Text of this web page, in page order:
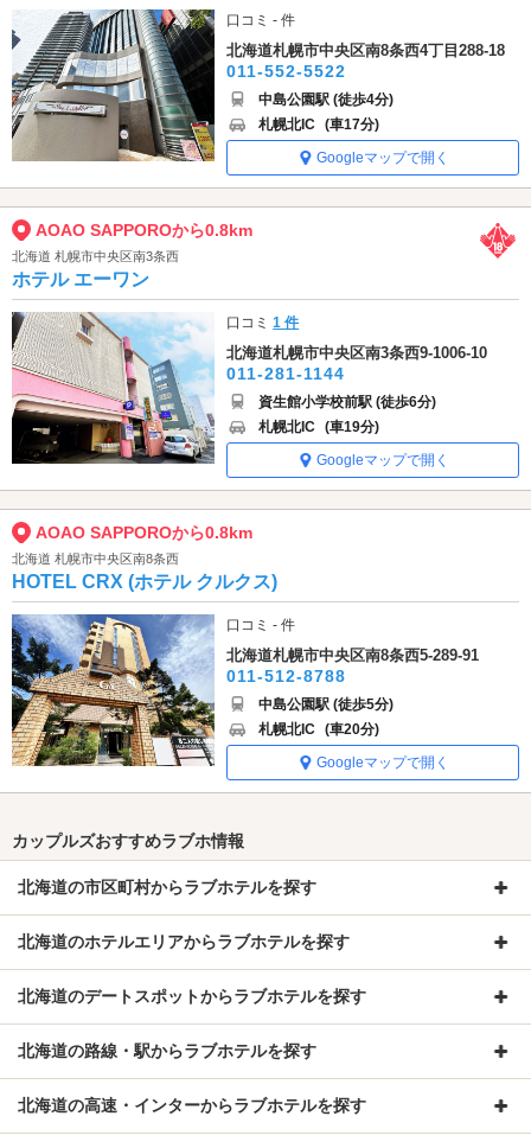
口コミ - 件
北海道札幌市中央区南8条西4丁目288-18
011-552-5522
中島公園駅 (徒歩4分)
札幌北IC (車17分)
Googleマップで開く
AOAO SAPPOROから0.8km
北海道 札幌市中央区南3条西
ホテル エーワン
口コミ1 件
北海道札幌市中央区南3条西9-1006-10
011-281-1144
資生館小学校前駅 (徒歩6分)
札幌北IC (車19分)
Googleマップで開く
AOAO SAPPOROから0.8km
北海道 札幌市中央区南8条西
HOTEL CRX (ホテル クルクス)
口コミ - 件
北海道札幌市中央区南8条西5-289-91
011-512-8788
中島公園駅 (徒歩5分)
札幌北IC (車20分)
Googleマップで開く
カップルズおすすめラブホ情報
北海道の市区町村からラブホテルを探す
北海道のホテルエリアからラブホテルを探す
北海道のデートスポットからラブホテルを探す
北海道の路線・駅からラブホテルを探す
北海道の高速・インターからラブホテルを探す